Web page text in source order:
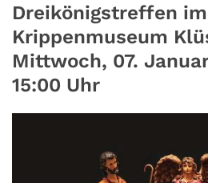
Dreikönigstreffen im
Krippenmuseum
Mittwoch, 07.
15:00 Uhr